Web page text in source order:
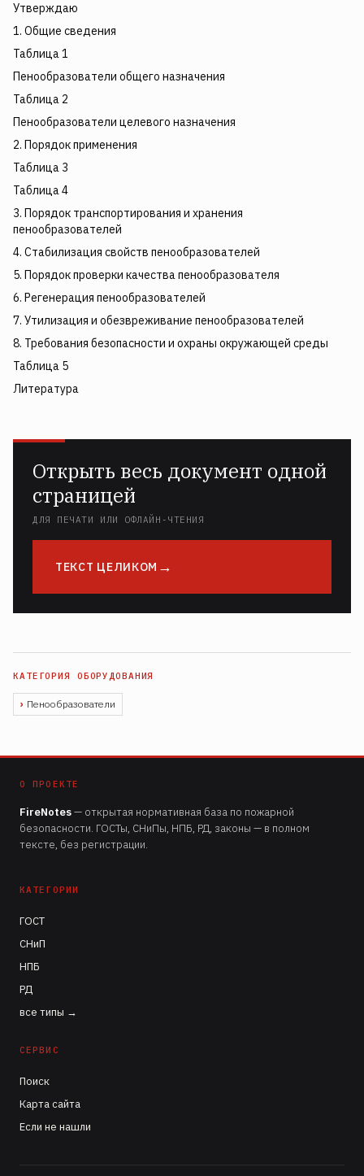
Утверждаю
1. Общие сведения
Таблица 1
Пенообразователи общего назначения
Таблица 2
Пенообразователи целевого назначения
2. Порядок применения
Таблица 3
Таблица 4
3. Порядок транспортирования и хранения
пенообразователей
4. Стабилизация свойств пенообразователей
5. Порядок проверки качества пенообразователя
6. Регенерация пенообразователей
7. Утилизация и обезвреживание пенообразователей
8. Требования безопасности и охраны окружающей среды
Таблица 5
Литература
Открыть весь документ одной
страницей
ДЛЯ ПЕЧАТИ ИЛИ ОФЛАЙН-ЧТЕНИЯ
ТЕКСТ ЦЕЛИКОМ
Пенообразователи
О ПРОЕКТЕ
FireNotes— открытая нормативная база по пожарной
безопасности. ГОСТы, СНиПы, НПБ, РД, законы — в полном
тексте, без регистрации.
КАТЕГОРИИ
ГОСТ
СНиП
НПБ
РД
все типы →
СЕРВИС
Поиск
Карта сайта
Если не нашли